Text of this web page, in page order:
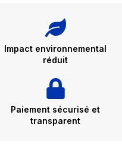
Impact environnemental
réduit
Paiement sécurisé et
transparent